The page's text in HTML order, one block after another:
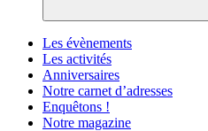
Les évènements
Les activités
Anniversaires
Notre carnet d’adresses
Enquêtons !
Notre magazine